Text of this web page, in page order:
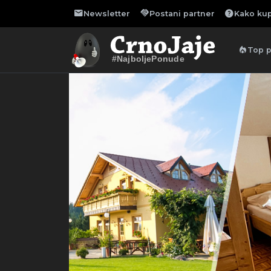
mailNewsletter handshakePostani partner helpKako
#NajboljePonude
local_fire_department Top